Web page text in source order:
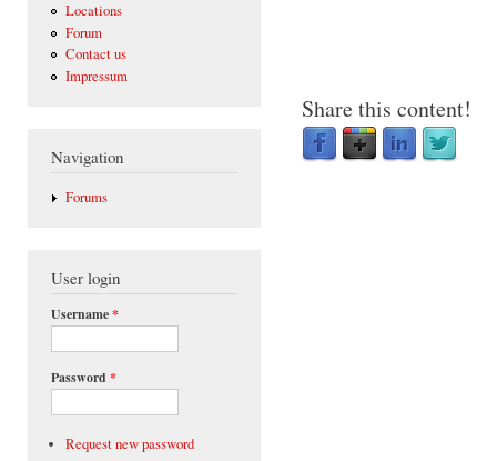
Locations
Forum
Contact us
Impressum
Navigation
Forums
User login
Username*
Password *
Request new password
Share this content!